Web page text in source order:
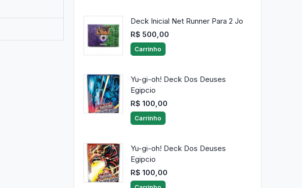
Deck Inicial Net Runner Para 2 Jo
R$ 500,00
Carrinho
Yu-gi-oh! Deck Dos Deuses
Egipcio
R$ 100,00
Carrinho
Yu-gi-oh! Deck Dos Deuses
Egipcio
R$ 100,00